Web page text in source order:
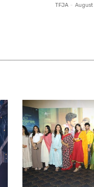
TFJA -